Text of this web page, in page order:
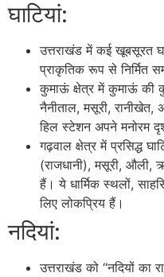
घाटियां:
उत्तराखंड में कई खूबसूरत
प्राकृतिक रूप से निर्मित
कुमाऊं क्षेत्र में कुमाऊं की
नैनीताल, मसूरी, रानीखेत,
हिल स्टेशन अपने मनोरम
गढ़वाल क्षेत्र में प्रसिद्ध
(राजधानी), मसूरी, औली,
हैं। ये धार्मिक स्थलों,
लिए लोकप्रिय हैं।
नदियां:
उत्तराखंड को “नदियों का